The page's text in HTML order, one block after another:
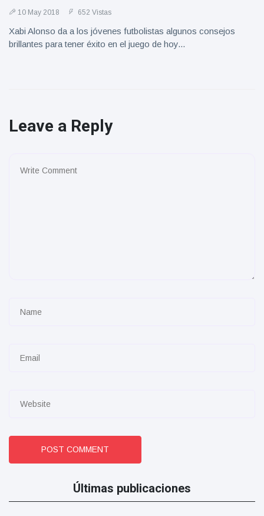
10 May 2018 652 Vistas
Xabi Alonso da a los jóvenes futbolistas algunos consejos
brillantes para tener éxito en el juego de hoy...
Leave a Reply
POST COMMENT
Últimas publicaciones